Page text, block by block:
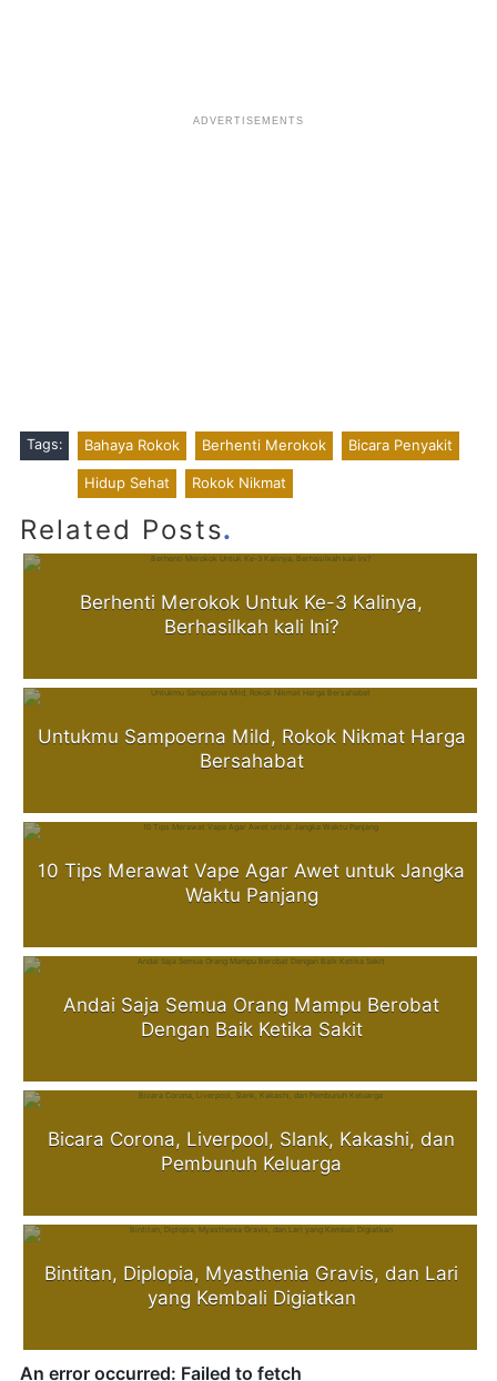
Tags: Bahaya Rokok Berhenti Merokok Bicara Penyakit
Hidup Sehat Rokok Nikmat
Related Posts.
Berhenti Merokok Untuk Ke-3 Kalinya,
Berhasilkah kali Ini?
Untukmu Sampoerna Mild, Rokok Nikmat Harga
Bersahabat
10 Tips Merawat Vape Agar Awet untuk Jangka
Waktu Panjang
Andai Saja Semua Orang Mampu Berobat
Dengan Baik Ketika Sakit
Bicara Corona, Liverpool, Slank, Kakashi, dan
Pembunuh Keluarga
Bintitan, Diplopia, Myasthenia Gravis, dan Lari
yang Kembali Digiatkan